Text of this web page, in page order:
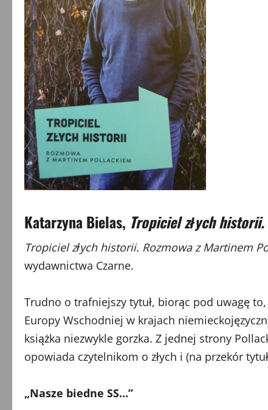
Katarzyna Bielas, Tropiciel złych
Tropiciel złych historii. Rozmowa z Martinem
wydawnictwa Czarne.
Trudno o trafniejszy tytuł, biorąc pod uwagę
Europy Wschodniej w krajach
książka niezwykle gorzka. Z jednej strony
opowiada czytelnikom o złych i (na przekór
„Nasze biedne SS…”